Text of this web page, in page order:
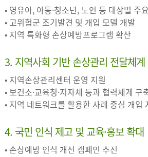
• 영유아, 아동·청소년, 노인 등 대상별 주
• 고위험군 조기발견 및 개입 모델 개발
• 지역 특화형 손상예방프로그램 확산
3. 지역사회 기반 손상관리 전달체계
• 지역손상관리센터 운영 지원
• 보건소·교육청·지자체 등과 협력체계 구
• 지역 네트워크를 활용한 사례 중심 개입
4. 국민 인식 제고 및 교육·홍보 확대
• 손상예방 인식 개선 캠페인 추진